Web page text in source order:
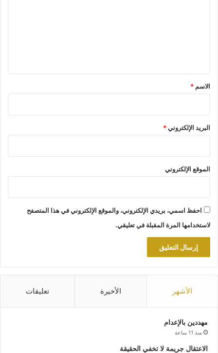
*
الاسم *
البريد الإلكتروني*
الموقع الإلكتروني
احفظ اسمي، بريدي الإلكتروني، والموقع الإلكتروني في هذا المتصفح
لاستخدامها المرة المقبلة في تعليقي.
الأشهر الأخيرة تعليقات
مهددين بالإعدام
منذ 11 ساعة
الاعتقال جريمة لا تخفي الحقيقة